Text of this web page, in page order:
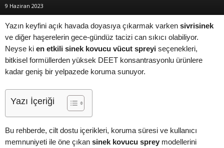
9 Haziran 2023
Yazın keyfini açık havada doyasıya çıkarmak varken sivrisinek
ve diğer haşerelerin gece-gündüz tacizi can sıkıcı olabiliyor.
Neyse ki en etkili sinek kovucu vücut spreyi seçenekleri,
bitkisel formüllerden yüksek DEET konsantrasyonlu ürünlere
kadar geniş bir yelpazede koruma sunuyor.
Yazı İçeriği
Bu rehberde, cilt dostu içerikleri, koruma süresi ve kullanıcı
memnuniyeti ile öne çıkan sinek kovucu sprey modellerini